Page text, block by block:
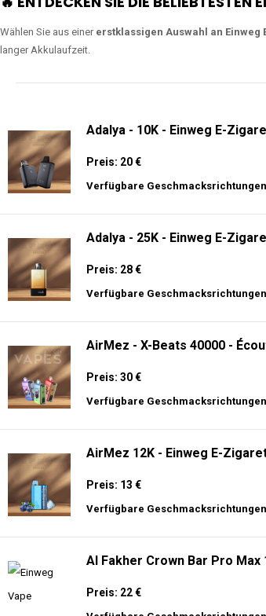
Wählen Sie aus einer erstklassigen Auswahl an Einweg
langer Akkulaufzeit.
Adalya - 10K - Einweg E-
Preis: 20 €
Verfügbare
Adalya - 25K - Einweg E-
Preis: 28 €
Verfügbare
AirMez - X-Beats 40000 -
Preis: 30 €
Verfügbare
AirMez 12K - Einweg E-
Preis: 13 €
Verfügbare
Al Fakher Crown Bar Pro
Preis: 22 €